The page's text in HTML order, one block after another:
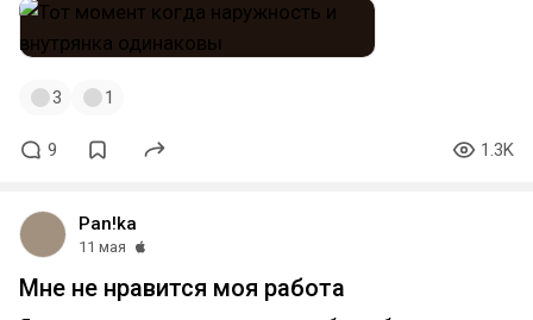
3 1
9 1.3K
Pan!ka
11 мая
Мне не нравится моя работа